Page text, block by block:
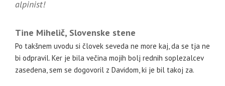
alpinist!
Tine Mihelič, Slovenske stene
Po takšnem uvodu si človek seveda ne more kaj, da se tja ne
bi odpravil. Ker je bila večina mojih bolj rednih soplezalcev
zasedena, sem se dogovoril z Davidom, ki je bil takoj za.